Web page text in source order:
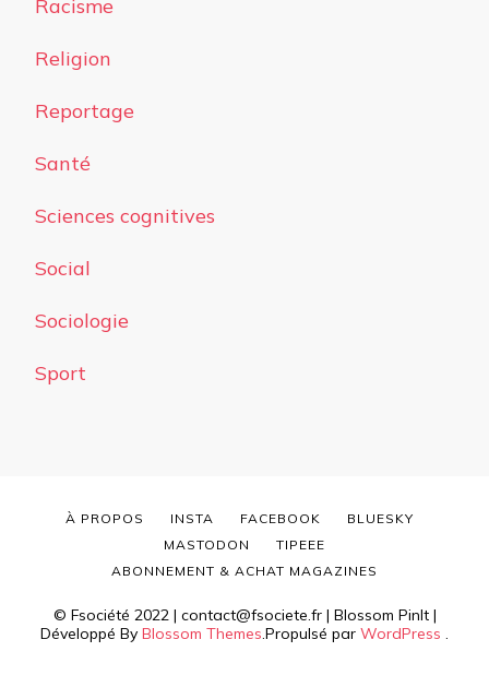
Racisme
Religion
Reportage
Santé
Sciences cognitives
Social
Sociologie
Sport
© Fsociété 2022 | contact@fsociete.fr | Blossom PinIt |
Développé By Blossom Themes.Propulsé par WordPress .
À PROPOS INSTA FACEBOOK
BLUESKY
MASTODON
TIPEEE
ABONNEMENT & ACHAT MAGAZINES